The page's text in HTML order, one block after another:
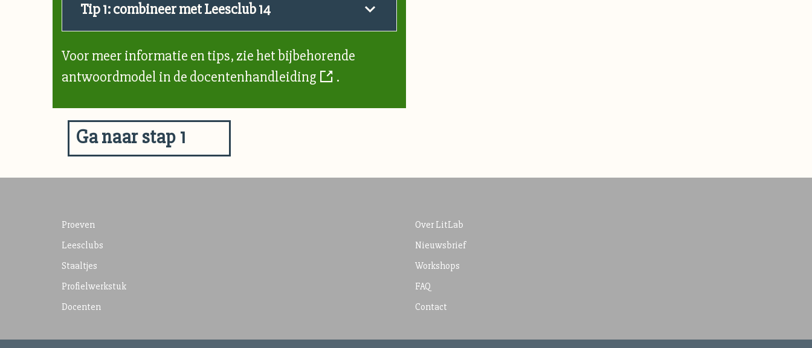
Tip 1: combineer met Leesclub 14
Voor meer informatie en tips, zie het bijbehorende
antwoordmodel in de docentenhandleiding .
Ga naar stap 1
Proeven
Leesclubs
Staaltjes
Profielwerkstuk
Docenten
Over LitLab
Nieuwsbrief
Workshops
FAQ
Contact